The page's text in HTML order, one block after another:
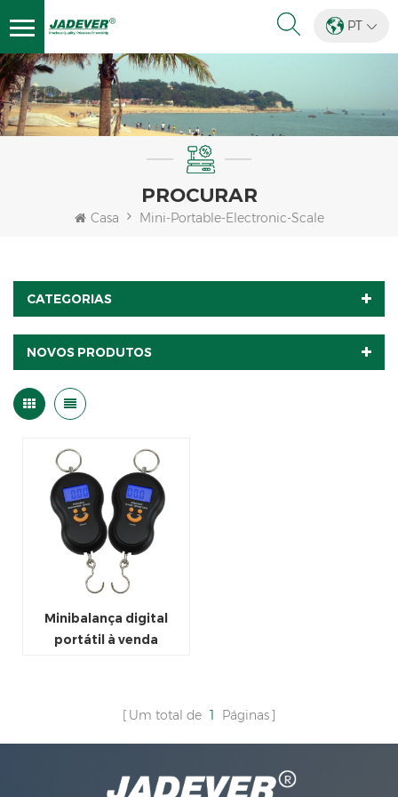
PT
PROCURAR
Casa Mini-Portable-Electronic-Scale
CATEGORIAS
NOVOS PRODUTOS
Minibalança digital
portátil à venda
Um total de 1 Páginas